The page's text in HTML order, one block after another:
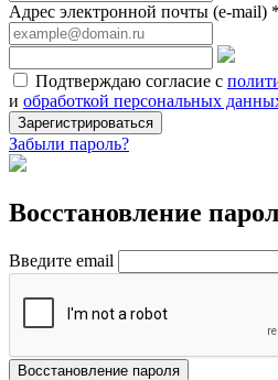
Адрес электронной почты (e-mail) *
Подтверждаю согласие с
и обработкой персональных
Зарегистрироваться
Забыли пароль?
Восстановление
Введите email
Восстановление пароля